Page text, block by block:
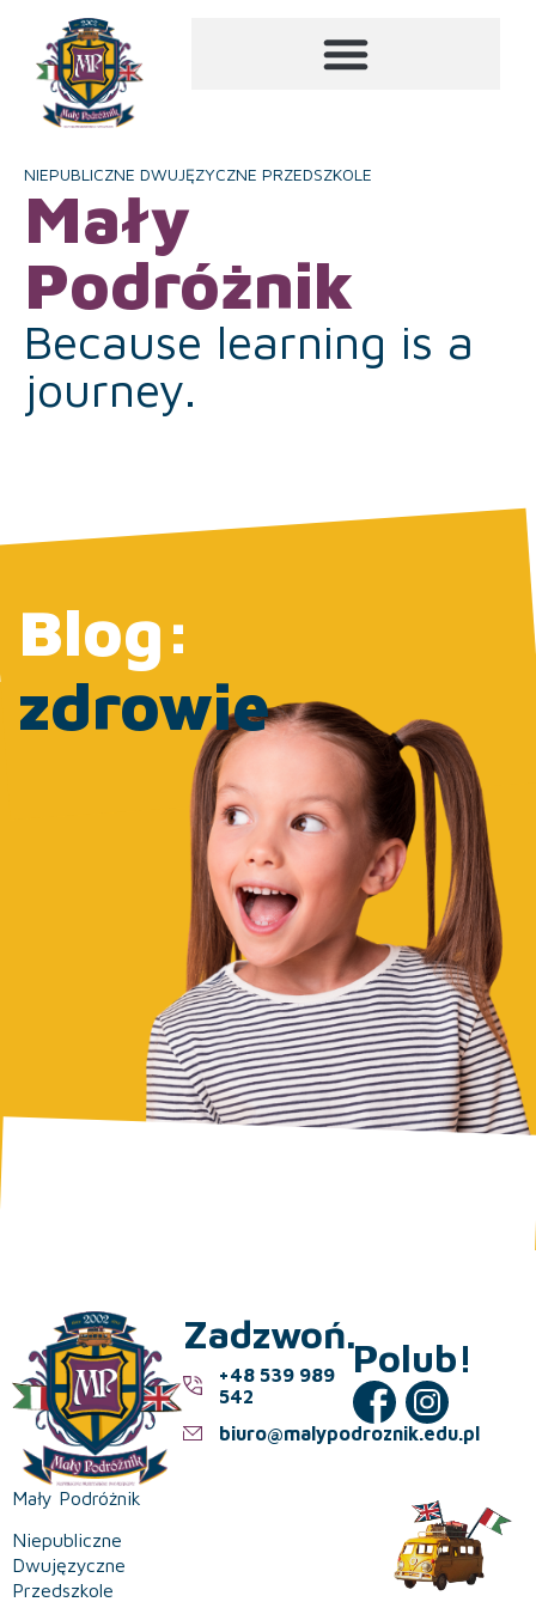
NIEPUBLICZNE DWUJĘZYCZNE PRZEDSZKOLE
Mały
Podróżnik
Because learning is a
journey.
Blog:
zdrowie
Mały Podróżnik
Niepubliczne
Dwujęzyczne
Przedszkole
Zadzwoń.
+48 539 989
542
biuro@malypodroznik.edu.pl
Polub!